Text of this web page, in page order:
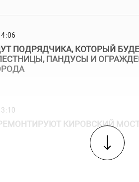
ПОДРЯДЧИКА, КОТОРЫЙ
ПАНДУСЫ И
КИРОВСКИЙ